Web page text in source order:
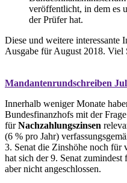
veröffentlicht, in dem es
der Prüfer hat.
Diese und weitere interessante
Ausgabe für August 2018. Viel
Mandantenrundschreiben
Innerhalb weniger Monate
Bundesfinanzhofs mit der
fürNachzahlungszinsen
(6 % pro Jahr)
3. Senat die Zinshöhe noch für
hat sich der 9. Senat
aber nicht angeschlossen.